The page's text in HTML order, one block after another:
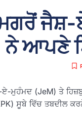
ਜੈਸ਼-
ਨੇ ਆਪਣੇ
ਮੁਹੰਮਦ (JeM) ਤੇ
ਸੂਬੇ ਵਿੱਚ ਤਬਦੀਲ